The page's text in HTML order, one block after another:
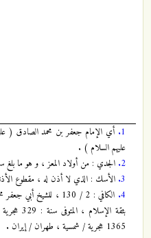
1. أي الإمام جعفر بن محمد الصادق (
عليهم السلام ) .
2. الجدي : من أولاد المعز ، و هو ما
3. الأسك : الذي لا أذن له ، مقطوع
4.
الكافي : 2 / 130 ،
بثقة
1365 هجرية / شمسية ، طهران / إيران .